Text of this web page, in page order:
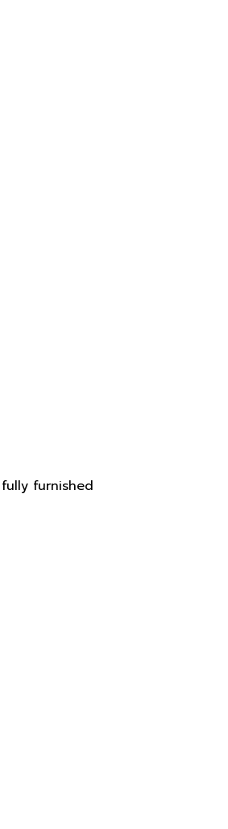
- Condo for
furnished